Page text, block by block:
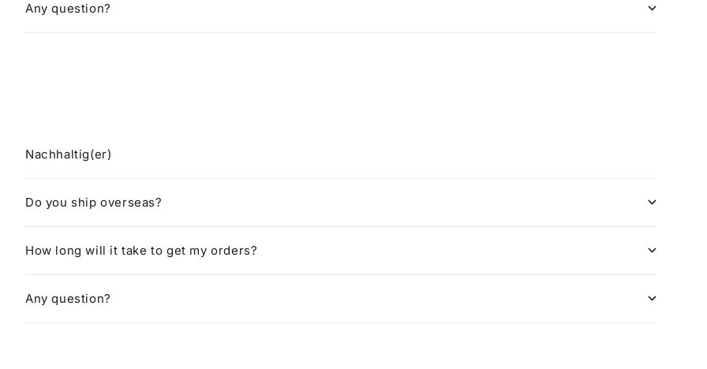
Any question?
Nachhaltig(er)
Do you ship overseas?
How long will it take to get my orders?
Any question?